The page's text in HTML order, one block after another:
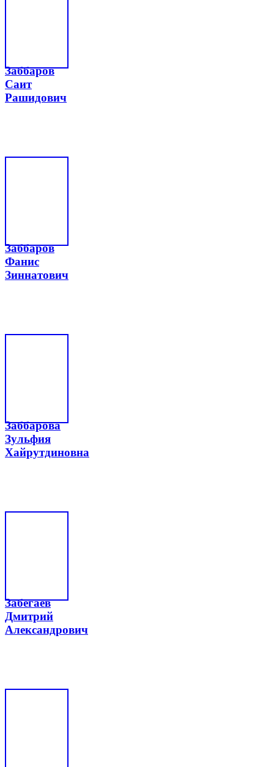
Заббаров
Саит
Рашидович
Заббаров
Фанис
Зиннатович
Заббарова
Зульфия
Хайрутдиновна
Забегаев
Дмитрий
Александрович